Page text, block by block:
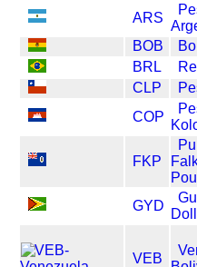
ARS
BOB
BRL
CLP
COP
FKP
GYD
VEB